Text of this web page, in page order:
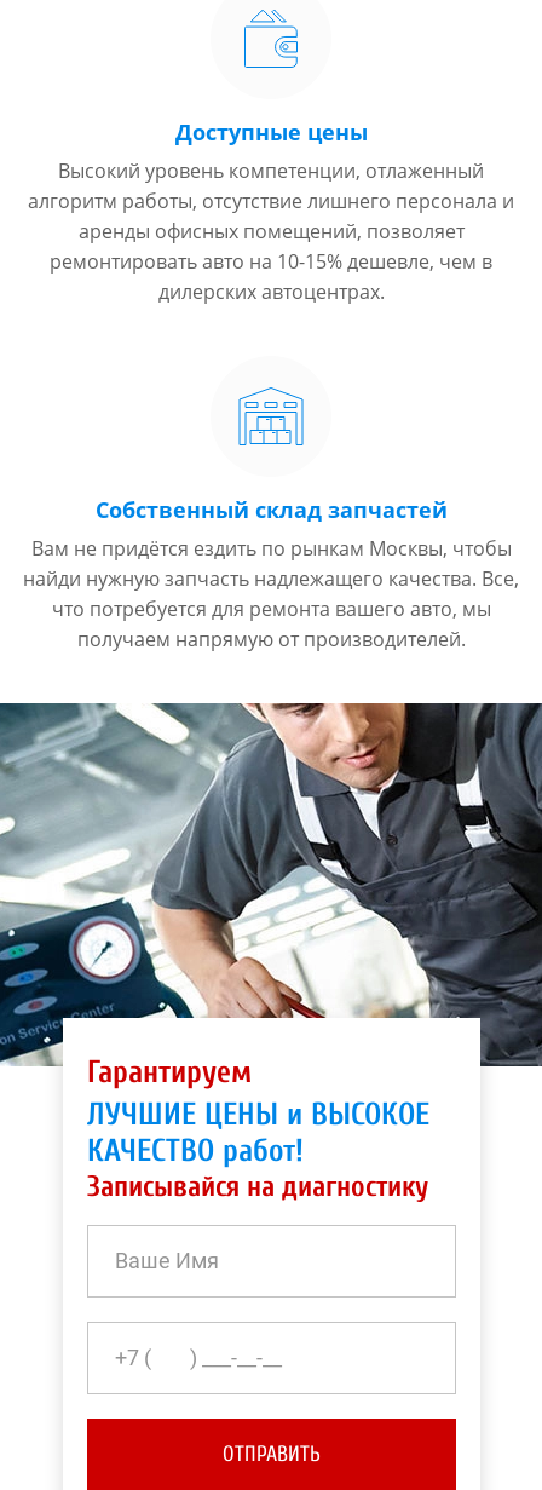
Доступные цены
Высокий уровень компетенции, отлаженный
алгоритм работы, отсутствие лишнего персонала и
аренды офисных помещений, позволяет
ремонтировать авто на 10-15% дешевле, чем в
дилерских автоцентрах.
Собственный склад запчастей
Вам не придётся ездить по рынкам Москвы, чтобы
найди нужную запчасть надлежащего качества. Все,
что потребуется для ремонта вашего авто, мы
получаем напрямую от производителей.
Гарантируем
ЛУЧШИЕ ЦЕНЫ и ВЫСОКОЕ
КАЧЕСТВО работ!
Записывайся на диагностику
ОТПРАВИТЬ